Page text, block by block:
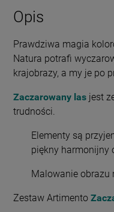
Opis
Prawdziwa magia
Natura potrafi
krajobrazy, a my je po
Zaczarowany las jest
trudności.
Elementy są
piękny harmonijny
Malowanie obrazu
Zestaw Artimento